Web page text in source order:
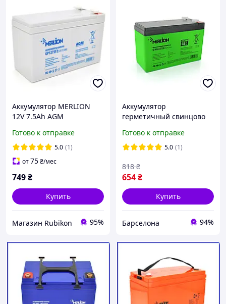
Аккумулятор MERLION
12V 7.5Ah AGM
Готово к отправке
5.0 (1)
от75₴/мес
749₴
Купить
Магазин Rubikon 95%
Аккумулятор
герметичный свинцово
mlg1275f2 12 v 75 ah
150x65x95 100 2.075 kg
Готово к отправке
5.0 (1)
654₴
818 ₴
Купить
Барселона 94%